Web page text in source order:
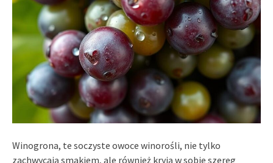
Winogrona, te soczyste owoce winorośli, nie tylko
zachwycają smakiem, ale również kryją w sobie szereg